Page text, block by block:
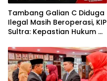
Tambang Galian C Diduga
Ilegal Masih Beroperasi, KIP
Sultra: Kepastian Hukum di
yang Baru Dipertanyakan